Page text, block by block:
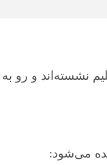
نشسته‌اند و رو
می‌شود: